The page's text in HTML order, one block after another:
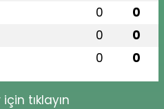
0 0
0 0
0 0
tıklayın